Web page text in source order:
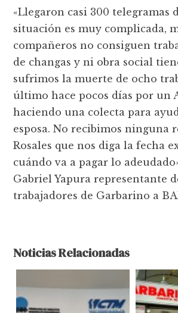
«Llegaron casi 300 telegramas
situación es muy complicada,
compañeros no consiguen
de changas y ni obra social
sufrimos la muerte de ocho
último hace pocos días por un
haciendo una colecta para
esposa. No recibimos ninguna
Rosales que nos diga la fecha
cuándo va a pagar lo
Gabriel Yapura representante
trabajadores de Garbarino a
Noticias Relacionadas